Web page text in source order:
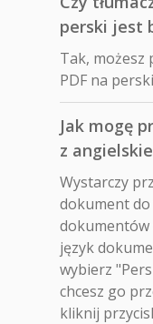
perski jest
Tak, możesz
PDF na
Jak mogę
z
Wystarczy
dokument do
język
wybierz
chcesz go
kliknij